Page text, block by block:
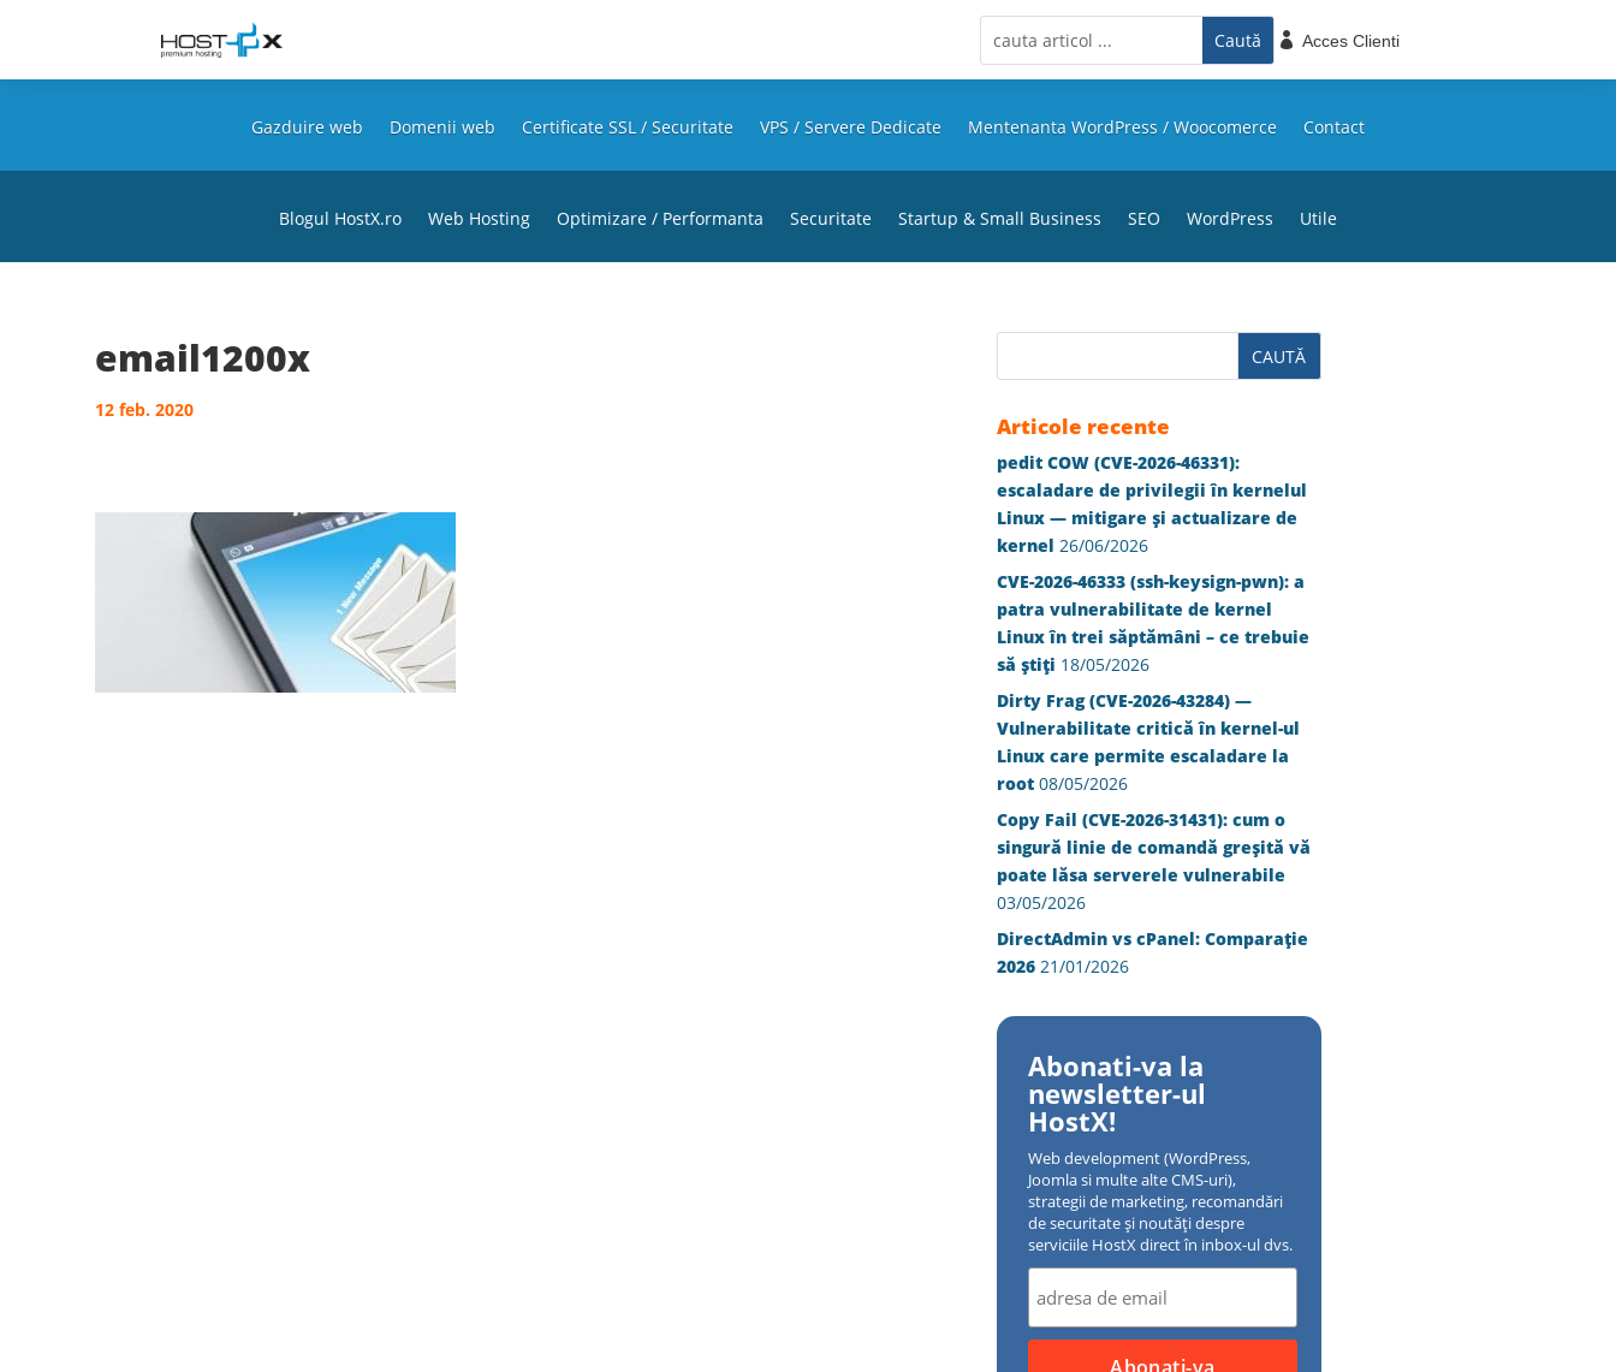
 Acces Clienti
Gazduire web Domenii web Certificate SSL / Securitate VPS / Servere Dedicate Mentenanta WordPress / Woocomerce Contact
Blogul HostX.ro Web Hosting Optimizare / Performanta Securitate Startup & Small Business SEO WordPress Utile
email1200x
12 feb. 2020
Articole recente
pedit COW (CVE-2026-46331):
escaladare de privilegii în kernelul
Linux — mitigare și actualizare de
kernel 26/06/2026
CVE-2026-46333 (ssh-keysign-pwn): a
patra vulnerabilitate de kernel
Linux în trei săptămâni – ce trebuie
să știți 18/05/2026
Dirty Frag (CVE-2026-43284) —
Vulnerabilitate critică în kernel-ul
Linux care permite escaladare la
root 08/05/2026
Copy Fail (CVE-2026-31431): cum o
singură linie de comandă greșită vă
poate lăsa serverele vulnerabile
03/05/2026
DirectAdmin vs cPanel: Comparație
2026 21/01/2026
Abonati-va la
newsletter-ul
HostX!
Web development (WordPress,
Joomla si multe alte CMS-uri),
strategii de marketing, recomandări
de securitate și noutăți despre
serviciile HostX direct în inbox-ul dvs.